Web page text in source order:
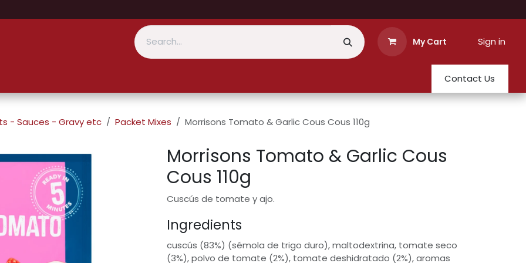
My Cart Sign in
Contact Us
- Sauces - Gravy etc Packet Mixes Morrisons Tomato & Garlic Cous Cous 110g
Morrisons Tomato & Garlic Cous
Cous 110g
Cuscús de tomate y ajo.
Ingredients
cuscús (83%) (sémola de trigo duro), maltodextrina, tomate seco
(3%), polvo de tomate (2%), tomate deshidratado (2%), aromas